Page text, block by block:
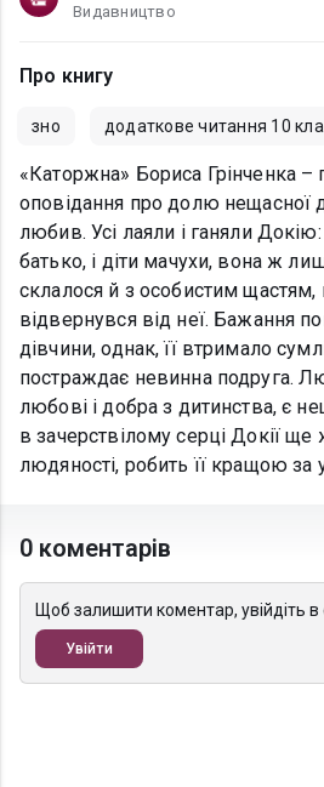
Видавництво
Про книгу
зно додаткове читання 10
«Каторжна» Бориса Грінченка –
оповідання про долю нещасної
любив. Усі лаяли і ганяли Докію:
батько, і діти мачухи, вона ж
склалося й з особистим щастям,
відвернувся від неї. Бажання
дівчини, однак, її втримало
постраждає невинна подруга.
любові і добра з дитинства, є
в зачерствілому серці Докії ще
людяності, робить її кращою за
0 коментарів
Щоб залишити коментар, увійдіть в
Увійти